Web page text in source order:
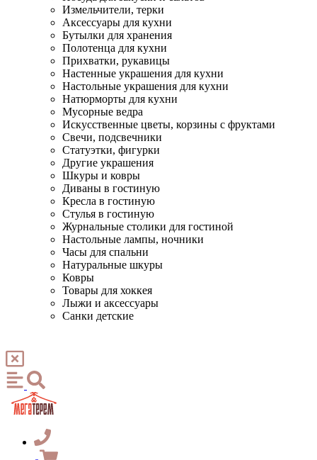
Измельчители, терки
Аксессуары для кухни
Бутылки для хранения
Полотенца для кухни
Прихватки, рукавицы
Настенные украшения для кухни
Настольные украшения для кухни
Натюрморты для кухни
Мусорные ведра
Искусственные цветы, корзины с фруктами
Свечи, подсвечники
Статуэтки, фигурки
Другие украшения
Шкуры и ковры
Диваны в гостиную
Кресла в гостиную
Стулья в гостиную
Журнальные столики для гостиной
Настольные лампы, ночники
Часы для спальни
Натуральные шкуры
Ковры
Товары для хоккея
Лыжи и аксессуары
Санки детские